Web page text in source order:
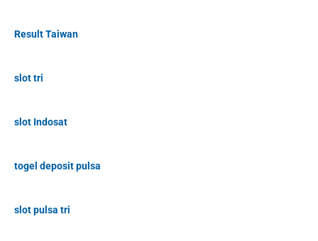
Result Taiwan
slot tri
slot Indosat
togel deposit pulsa
slot pulsa tri